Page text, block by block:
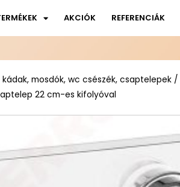
AKCIÓK REFERENCIÁK
kádak, mosdók, wc csészék, csaptelepek /
22 cm-es kifolyóval